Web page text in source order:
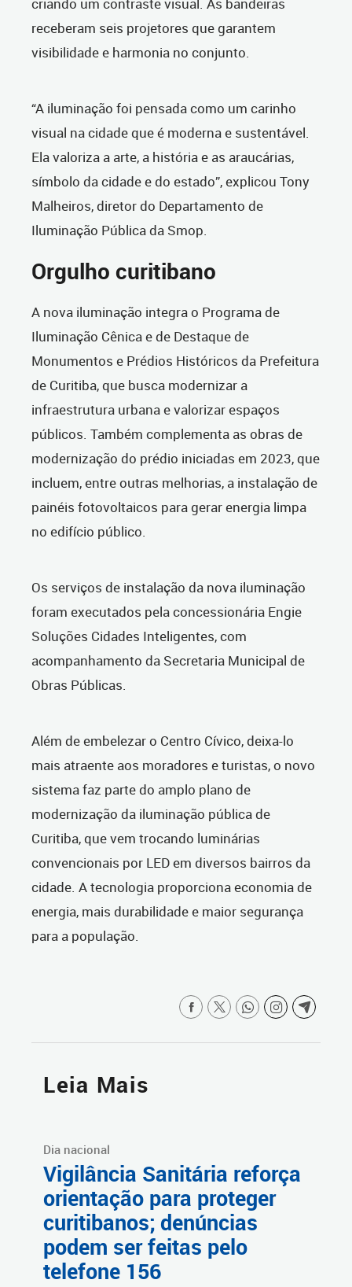
criando um contraste visual. As bandeiras
receberam seis projetores que garantem
visibilidade e harmonia no conjunto.
“A iluminação foi pensada como um carinho
visual na cidade que é moderna e sustentável.
Ela valoriza a arte, a história e as araucárias,
símbolo da cidade e do estado”, explicou Tony
Malheiros, diretor do Departamento de
Iluminação Pública da Smop.
Orgulho curitibano
A nova iluminação integra o Programa de
Iluminação Cênica e de Destaque de
Monumentos e Prédios Históricos da Prefeitura
de Curitiba, que busca modernizar a
infraestrutura urbana e valorizar espaços
públicos. Também complementa as obras de
modernização do prédio iniciadas em 2023, que
incluem, entre outras melhorias, a instalação de
painéis fotovoltaicos para gerar energia limpa
no edifício público.
Os serviços de instalação da nova iluminação
foram executados pela concessionária Engie
Soluções Cidades Inteligentes, com
acompanhamento da Secretaria Municipal de
Obras Públicas.
Além de embelezar o Centro Cívico, deixa-lo
mais atraente aos moradores e turistas, o novo
sistema faz parte do amplo plano de
modernização da iluminação pública de
Curitiba, que vem trocando luminárias
convencionais por LED em diversos bairros da
cidade. A tecnologia proporciona economia de
energia, mais durabilidade e maior segurança
para a população.
Leia Mais
Dia nacional
Vigilância Sanitária reforça
orientação para proteger
curitibanos; denúncias
podem ser feitas pelo
telefone 156